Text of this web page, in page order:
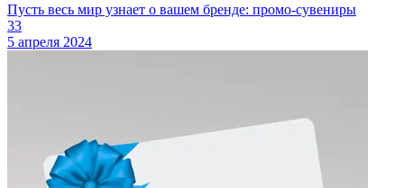
Пусть весь мир узнает о вашем бренде: промо-сувениры
33
5 апреля 2024